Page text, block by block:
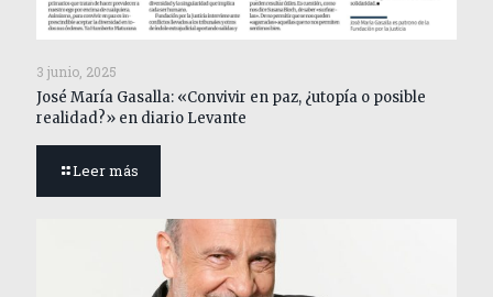
3 junio, 2025
José María Gasalla: «Convivir en paz, ¿utopía o posible
realidad?» en diario Levante
Leer más